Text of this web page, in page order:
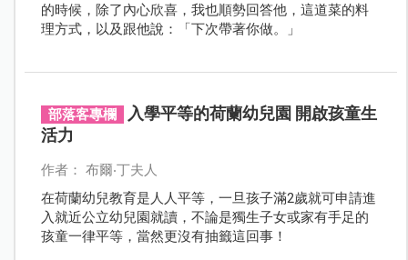
的時候，除了內心欣喜，我也順勢回答他，這道菜的料
理方式，以及跟他說：「下次帶著你做。」
部落客專欄
入學平等的荷蘭幼兒園 開啟孩童生
活力
作者： 布爾‧丁夫人
在荷蘭幼兒教育是人人平等，一旦孩子滿2歲就可申請進
入就近公立幼兒園就讀，不論是獨生子女或家有手足的
孩童一律平等，當然更沒有抽籤這回事！